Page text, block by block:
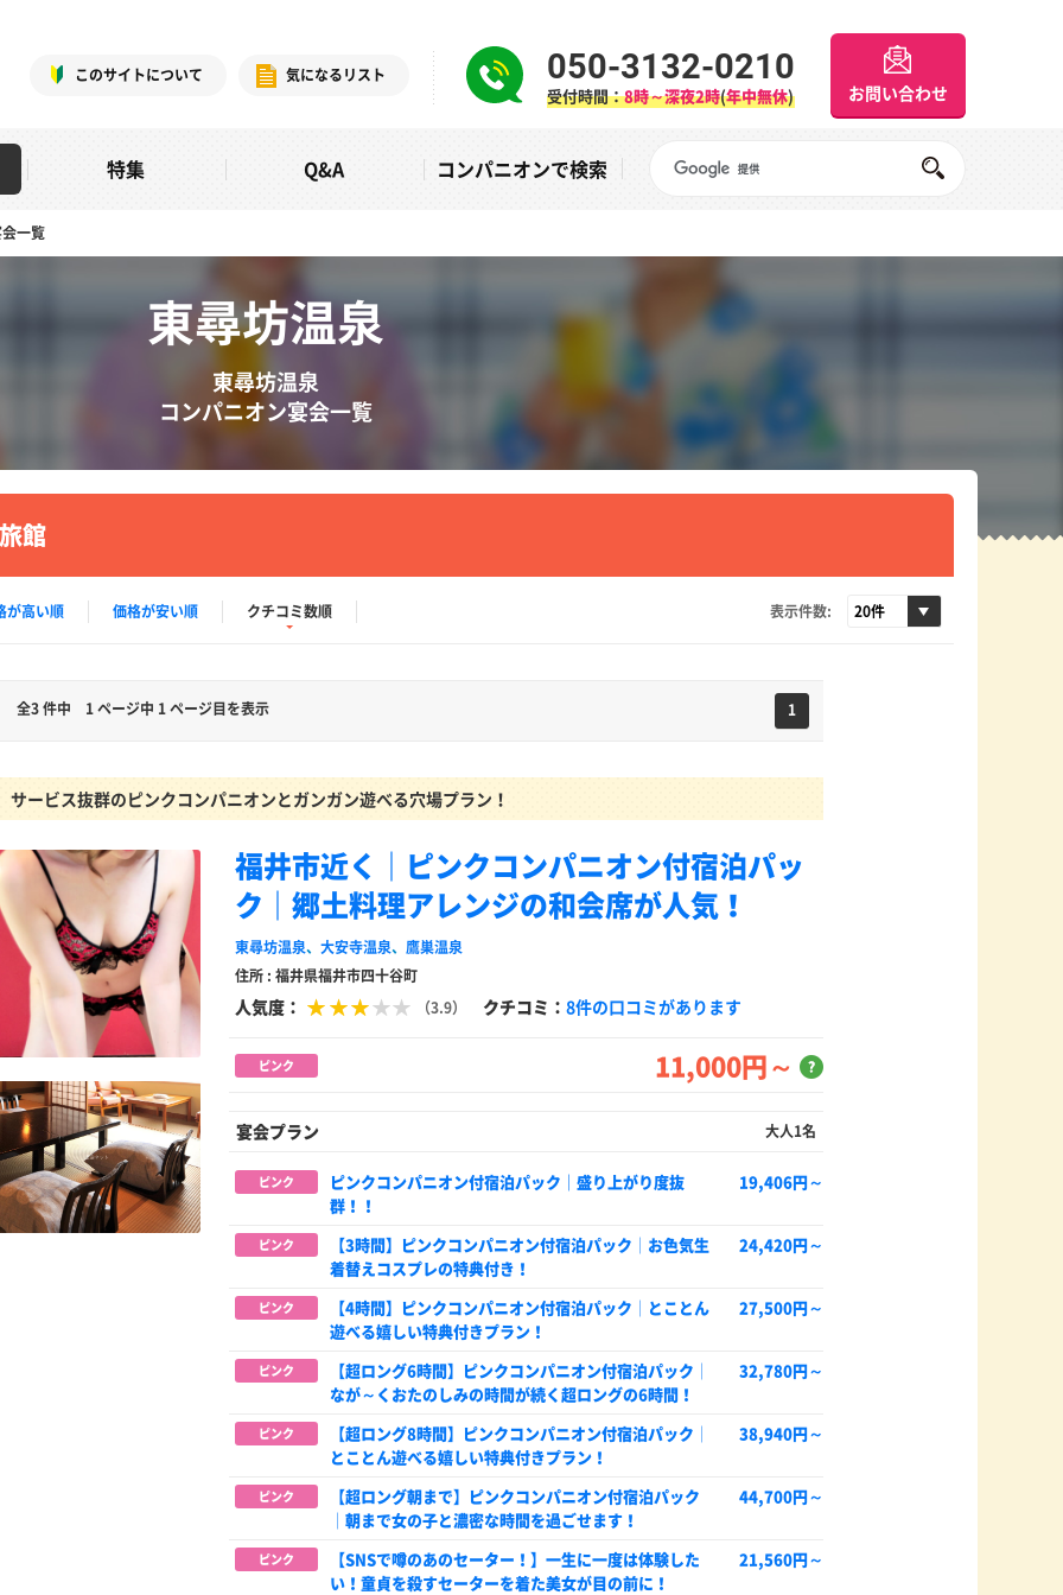
このサイトについて 気になるリスト 050-3132-0210
受付時間：8時～深夜2時(年中無休) お問い合わせ
特集 Q&A コンパニオンで検索
一覧
東尋坊温泉
東尋坊温泉
コンパニオン宴会一覧
館
が高い順 価格が安い順 クチコミ数順 表示件数:
全3 件中 1 ページ中 1 ページ目を表示 1
サービス抜群のピンクコンパニオンとガンガン遊べる穴場プラン！
福井市近く｜ピンクコンパニオン付宿泊パッ
ク｜郷土料理アレンジの和会席が人気！
東尋坊温泉、 大安寺温泉、 鷹巣温泉
住所 : 福井県福井市四十谷町
人気度： （3.9） クチコミ： 8件の口コミがあります
ピンク 11,000円～
宴会プラン 大人1名
ピンク
ピンクコンパニオン付宿泊パック｜盛り上がり度抜
群！！
19,406円～
ピンク
【3時間】ピンクコンパニオン付宿泊パック│お色気生
着替えコスプレの特典付き！
24,420円～
ピンク
【4時間】ピンクコンパニオン付宿泊パック│とことん
遊べる嬉しい特典付きプラン！
27,500円～
ピンク
【超ロング6時間】ピンクコンパニオン付宿泊パック│
なが～くおたのしみの時間が続く超ロングの6時間！
32,780円～
ピンク
【超ロング8時間】ピンクコンパニオン付宿泊パック│
とことん遊べる嬉しい特典付きプラン！
38,940円～
ピンク
【超ロング朝まで】ピンクコンパニオン付宿泊パック
│朝まで女の子と濃密な時間を過ごせます！
44,700円～
ピンク
【SNSで噂のあのセーター！】一生に一度は体験した
い！童貞を殺すセーターを着た美女が目の前に！
21,560円～